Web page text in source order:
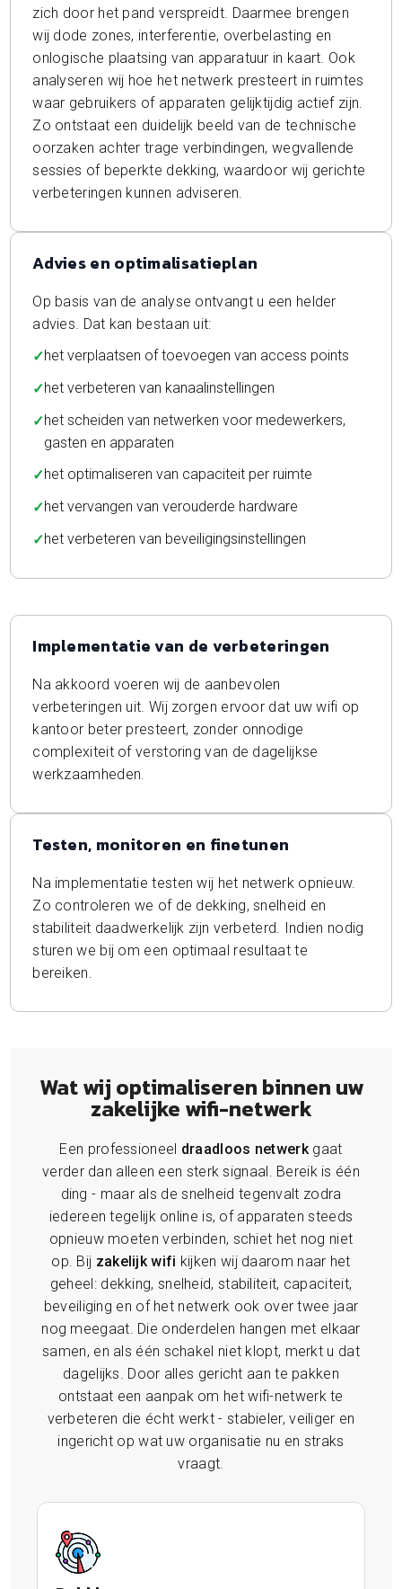
zich door het pand verspreidt. Daarmee brengen
wij dode zones, interferentie, overbelasting en
onlogische plaatsing van apparatuur in kaart. Ook
analyseren wij hoe het netwerk presteert in ruimtes
waar gebruikers of apparaten gelijktijdig actief zijn.
Zo ontstaat een duidelijk beeld van de technische
oorzaken achter trage verbindingen, wegvallende
sessies of beperkte dekking, waardoor wij gerichte
verbeteringen kunnen adviseren.
Advies en optimalisatieplan
Op basis van de analyse ontvangt u een helder
advies. Dat kan bestaan uit:
het verplaatsen of toevoegen van access points
het verbeteren van kanaalinstellingen
het scheiden van netwerken voor medewerkers,
gasten en apparaten
het optimaliseren van capaciteit per ruimte
het vervangen van verouderde hardware
het verbeteren van beveiligingsinstellingen
Implementatie van de verbeteringen
Na akkoord voeren wij de aanbevolen
verbeteringen uit. Wij zorgen ervoor dat uw wifi op
kantoor beter presteert, zonder onnodige
complexiteit of verstoring van de dagelijkse
werkzaamheden.
Testen, monitoren en finetunen
Na implementatie testen wij het netwerk opnieuw.
Zo controleren we of de dekking, snelheid en
stabiliteit daadwerkelijk zijn verbeterd. Indien nodig
sturen we bij om een optimaal resultaat te
bereiken.
Wat wij optimaliseren binnen uw
zakelijke wifi-netwerk
Een professioneel draadloos netwerkgaat
verder dan alleen een sterk signaal. Bereik is één
ding - maar als de snelheid tegenvalt zodra
iedereen tegelijk online is, of apparaten steeds
opnieuw moeten verbinden, schiet het nog niet
op. Bij zakelijk wifi kijken wij daarom naar het
geheel: dekking, snelheid, stabiliteit, capaciteit,
beveiliging en of het netwerk ook over twee jaar
nog meegaat. Die onderdelen hangen met elkaar
samen, en als één schakel niet klopt, merkt u dat
dagelijks. Door alles gericht aan te pakken
ontstaat een aanpak om het wifi-netwerk te
verbeteren die écht werkt - stabieler, veiliger en
ingericht op wat uw organisatie nu en straks
vraagt.